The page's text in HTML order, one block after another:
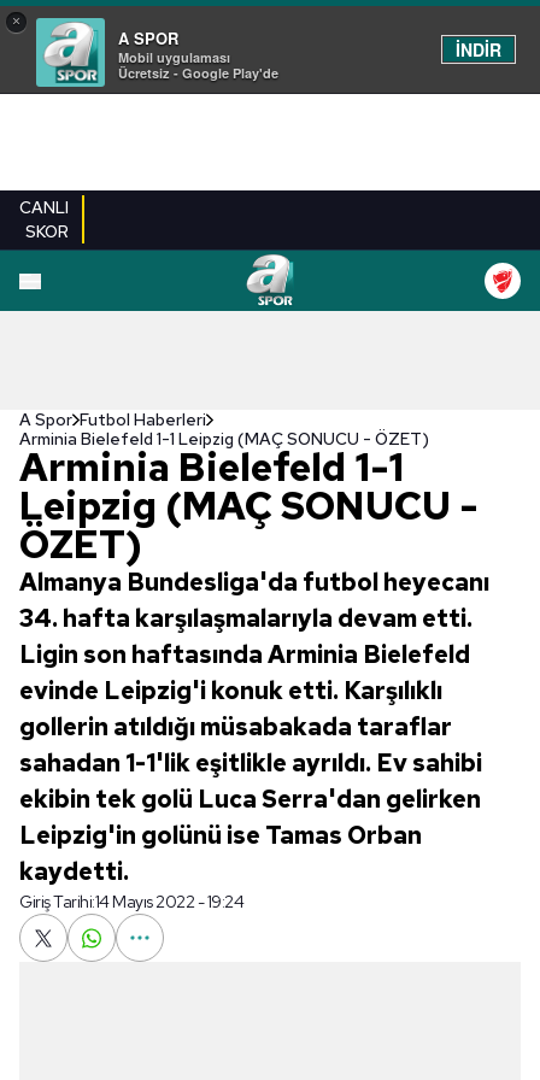
×
A SPOR
Mobil uygulaması
Ücretsiz - Google Play'de
İNDİR
CANLI
SKOR
A Spor Futbol Haberleri
Arminia Bielefeld 1-1 Leipzig (MAÇ SONUCU - ÖZET)
Arminia Bielefeld 1-1
Leipzig (MAÇ SONUCU -
ÖZET)
Almanya Bundesliga'da futbol heyecanı
34. hafta karşılaşmalarıyla devam etti.
Ligin son haftasında Arminia Bielefeld
evinde Leipzig'i konuk etti. Karşılıklı
gollerin atıldığı müsabakada taraflar
sahadan 1-1'lik eşitlikle ayrıldı. Ev sahibi
ekibin tek golü Luca Serra'dan gelirken
Leipzig'in golünü ise Tamas Orban
kaydetti.
Giriş Tarihi:14 Mayıs 2022 - 19:24